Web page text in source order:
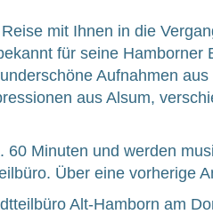
mit Ihnen in die
für sei­ne
Auf­nah­men
aus Alsum,
Minu­ten und wer­den
Über eine vor­he­ri­ge
Alt-Ham­born am